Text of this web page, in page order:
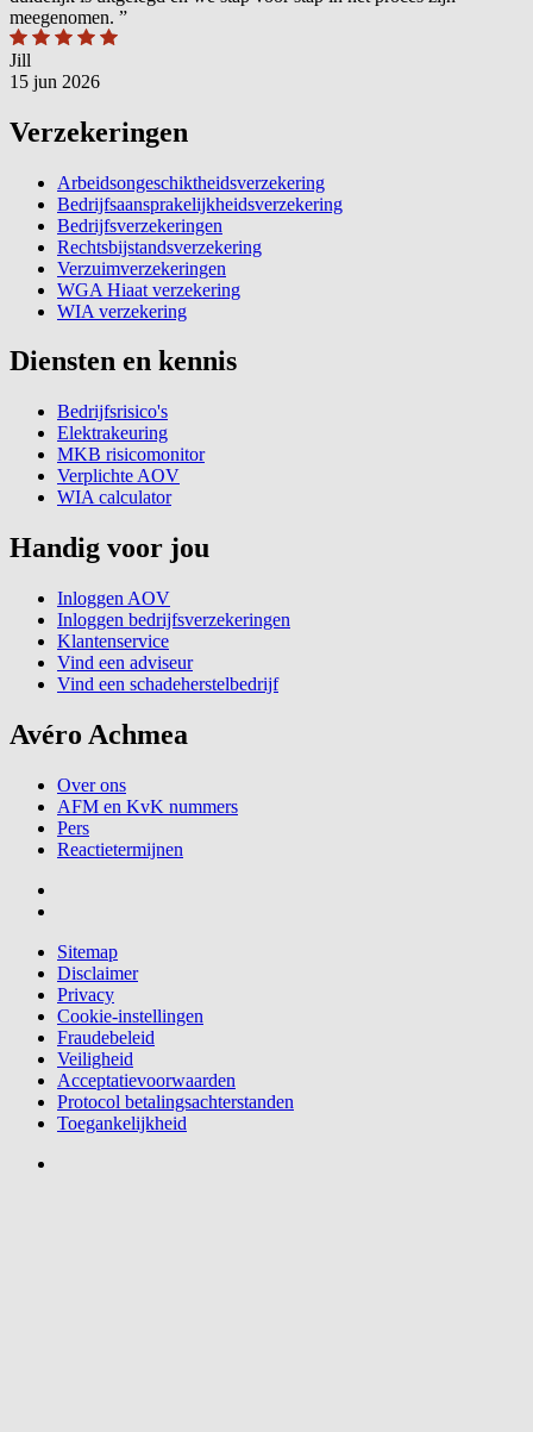
meegenomen. ”
Jill
15 jun 2026
Verzekeringen
Arbeidsongeschiktheidsverzekering
Bedrijfsaansprakelijkheidsverzekering
Bedrijfsverzekeringen
Rechtsbijstandsverzekering
Verzuimverzekeringen
WGA Hiaat verzekering
WIA verzekering
Diensten en kennis
Bedrijfsrisico's
Elektrakeuring
MKB risicomonitor
Verplichte AOV
WIA calculator
Handig voor jou
Inloggen AOV
Inloggen bedrijfsverzekeringen
Klantenservice
Vind een adviseur
Vind een schadeherstelbedrijf
Avéro Achmea
Over ons
AFM en KvK nummers
Pers
Reactietermijnen
Sitemap
Disclaimer
Privacy
Cookie-instellingen
Fraudebeleid
Veiligheid
Acceptatievoorwaarden
Protocol betalingsachterstanden
Toegankelijkheid